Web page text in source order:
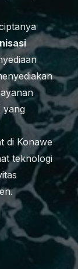
yang
di Konawe
teknologi